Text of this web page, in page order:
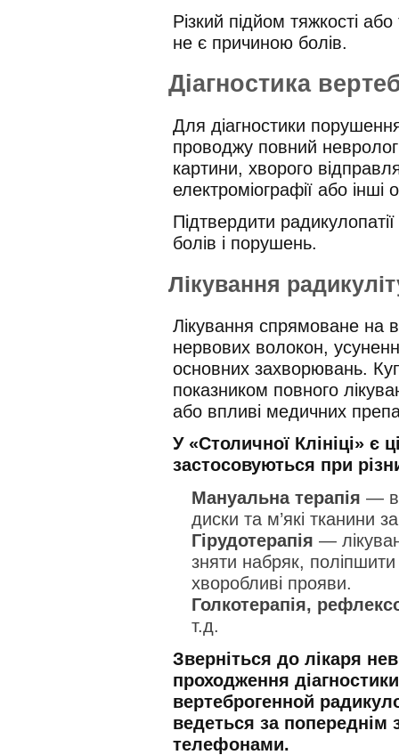
Різкий підйом тяжкості
не є причиною болів.
Діагностика
Для діагностики
проводжу повний
картини, хворого
електроміографії або інші
Підтвердити
болів і порушень.
Лікування
Лікування спрямоване на
нервових волокон,
основних захворювань.
показником повного
або впливі медичних
У «Столичної Клініці» є
застосовуються при
Мануальна терапія —
диски та м’які тканини
Гірудотерапія —
зняти набряк,
хворобливі прояви.
Голкотерапія,
т.д.
Зверніться до лікаря
проходження
вертеброгенной
ведеться за попереднім
телефонами.